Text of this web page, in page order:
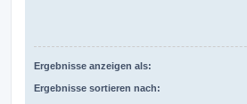
Ergebnisse anzeigen als:
Ergebnisse sortieren nach: